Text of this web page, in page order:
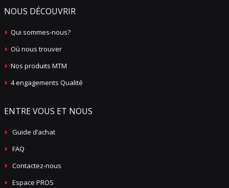
NOUS DÉCOUVRIR
Qui sommes-nous?
Où nous trouver
Nos produits MTM
4 engagements Qualité
ENTRE VOUS ET NOUS
Guide d’achat
FAQ
Contactez-nous
Espace PROS